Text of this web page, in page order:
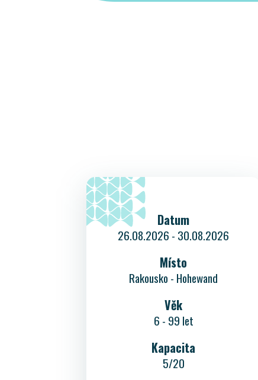
Datum
26.08.2026 - 30.08.2026
Místo
Rakousko - Hohewand
Věk
6 - 99 let
Kapacita
5/20